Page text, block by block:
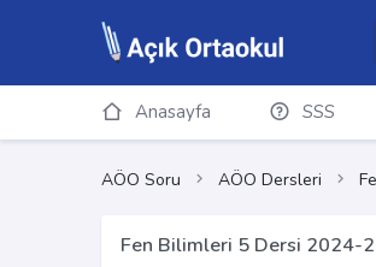
Anasayfa SSS
AÖO Soru AÖO Dersleri
Fen Bilimleri 5 Dersi 2024-